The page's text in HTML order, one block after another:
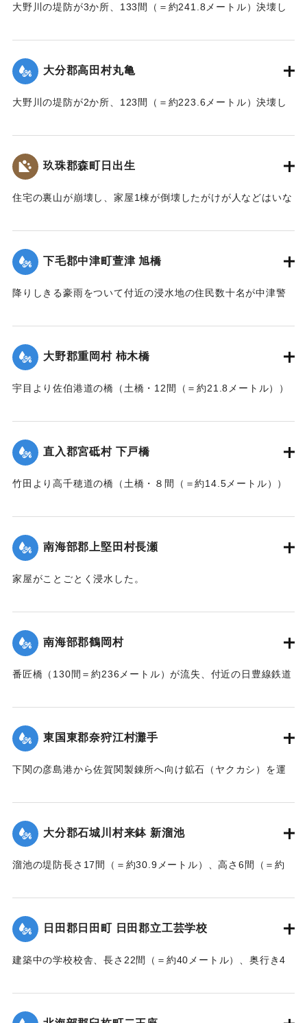
大野川の堤防が3か所、133間（＝約241.8メートル）決壊し
｜固有コード: 002680205
大分郡高田村丸亀
大野川の堤防が2か所、123間（＝約223.6メートル）決壊し
｜固有コード: 002680206
玖珠郡森町日出生
住宅の裏山が崩壊し、家屋1棟が倒壊したがけが人などはいな
｜固有コード: 002680198
下毛郡中津町萱津 旭橋
降りしきる豪雨をついて付近の浸水地の住民数十名が中津警
水は明治26年の水害に比べても割合が大きく、浸水家屋が
200戸に及んでいるのは要するに排水地である橋の上に不自然
な住宅を建築する許可を当局が出したためとして、その不当
と13日以来、住民の間で協議が進められてきたが、費用など
憤慨している。
大野郡重岡村 柿木橋
宇目より佐伯港道の橋（土橋・12間（＝約21.8メートル））
｜固有コード: 002680200
直入郡宮砥村 下戸橋
竹田より高千穂道の橋（土橋・８間（＝約14.5メートル））
｜固有コード: 002680201
南海部郡上堅田村長瀬
家屋がことごとく浸水した。
｜固有コード:
南海部郡鶴岡村
番匠橋（130間＝約236メートル）が流失、付近の日豊線鉄道
｜固有コード: 002680194
東国東郡奈狩江村灘手
下関の彦島港から佐賀関製錬所へ向け鉱石（ヤクカシ）を運
江村の漁業組合の2人が発見し、消防組と協力、現場へ決死者
7人選抜し現場へ急行させ、辛うじて救助した。
【出典：大分新聞 大正7年7月16日7面（15日夕刊）】
大分郡石城川村来鉢 新溜池
溜池の堤防長さ17間（＝約30.9メートル）、高さ6間（＝約
額は2000円の見込み。
【出典：大分新聞 大正7年7月16日7面（15日夕刊）】
｜固有コード: 002680196
日田郡日田町 日田郡立工芸学校
建築中の学校校舎、長さ22間（＝約40メートル）、奥行き4
校舎は6分方しか竣成しておらず、損害は軽微だった。
【出典：大分新聞 大正7年7月16日7面（15日夕刊）】